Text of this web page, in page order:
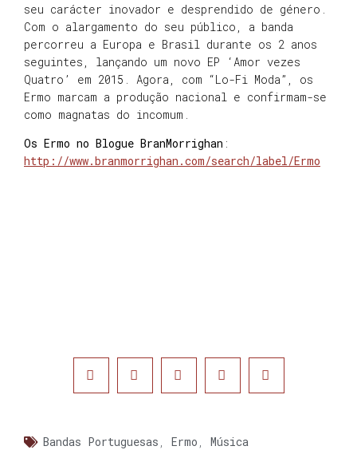
seu carácter inovador e desprendido de género.
Com o alargamento do seu público, a banda
percorreu a Europa e Brasil durante os 2 anos
seguintes, lançando um novo EP ‘Amor vezes
Quatro’ em 2015. Agora, com “Lo-Fi Moda”, os
Ermo marcam a produção nacional e confirmam-se
como magnatas do incomum.
Os Ermo no Blogue BranMorrighan :
http://www.branmorrighan.com/search/label/Ermo
Bandas Portuguesas Ermo Música